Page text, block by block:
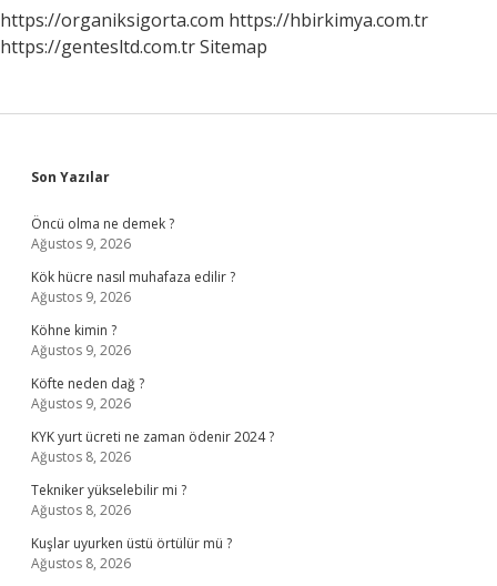
https://organiksigorta.com https://hbirkimya.com.tr
https://gentesltd.com.trSitemap
Sidebar
Son Yazılar
Öncü olma ne demek ?
Ağustos 9, 2026
Kök hücre nasıl muhafaza edilir ?
Ağustos 9, 2026
Köhne kimin ?
Ağustos 9, 2026
Köfte neden dağ ?
Ağustos 9, 2026
KYK yurt ücreti ne zaman ödenir 2024 ?
Ağustos 8, 2026
Tekniker yükselebilir mi ?
Ağustos 8, 2026
Kuşlar uyurken üstü örtülür mü ?
Ağustos 8, 2026